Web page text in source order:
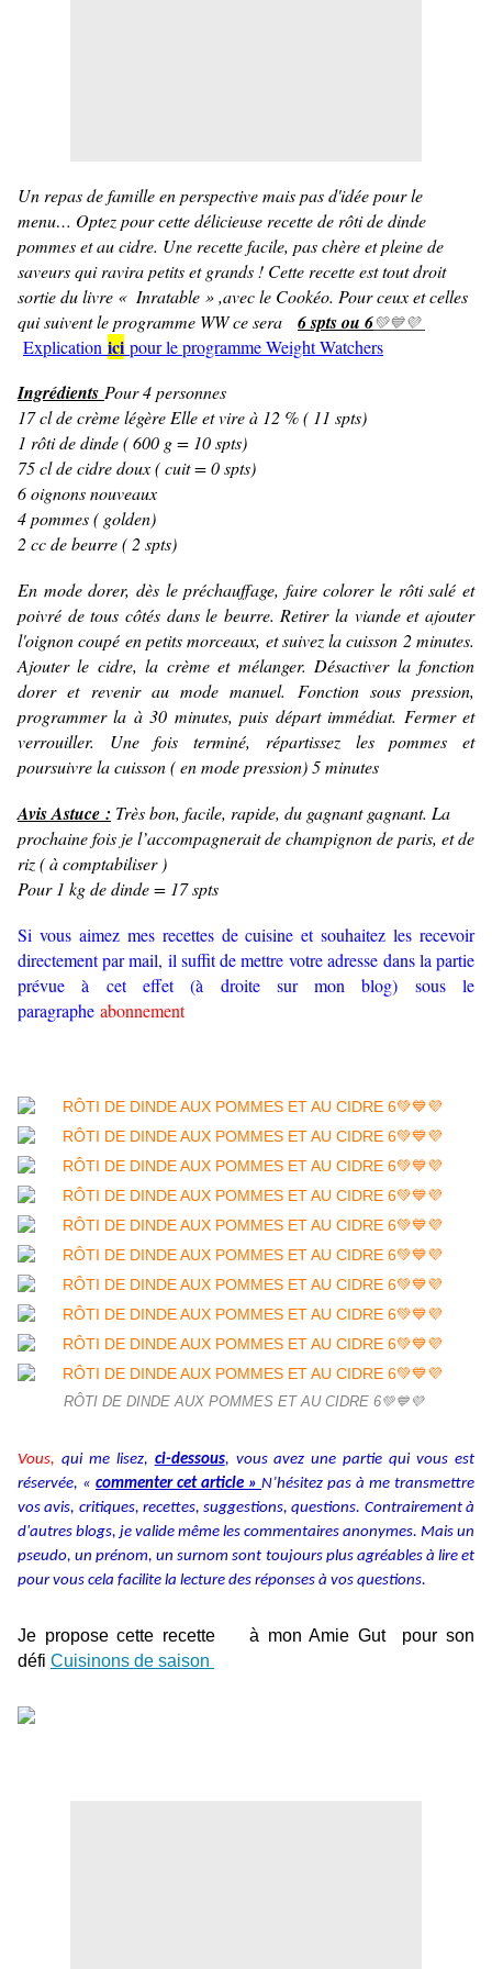
Un repas de famille en perspective mais pas d'idée pour le
menu… Optez pour cette délicieuse recette de rôti de dinde
pommes et au cidre. Une recette facile, pas chère et pleine de
saveurs qui ravira petits et grands ! Cette recette est tout droit
sortie du livre « Inratable » ,avec le Cookéo. Pour ceux et celles
qui suivent le programme WW ce sera 6 spts ou 6💚💙💜
Explication ici pour le programme Weight Watchers
Ingrédients Pour 4 personnes
17 cl de crème légère Elle et vire à 12 % ( 11 spts)
1 rôti de dinde ( 600 g = 10 spts)
75 cl de cidre doux ( cuit = 0 spts)
6 oignons nouveaux
4 pommes ( golden)
2 cc de beurre ( 2 spts)
En mode dorer, dès le préchauffage, faire colorer le rôti salé et
poivré de tous côtés dans le beurre. Retirer la viande et ajouter
l'oignon coupé en petits morceaux, et suivez la cuisson 2 minutes.
Ajouter le cidre, la crème et mélanger. Désactiver la fonction
dorer et revenir au mode manuel. Fonction sous pression,
programmer la à 30 minutes, puis départ immédiat. Fermer et
verrouiller. Une fois terminé, répartissez les pommes et
poursuivre la cuisson ( en mode pression) 5 minutes
Avis Astuce : Très bon, facile, rapide, du gagnant gagnant. La
prochaine fois je l’accompagnerait de champignon de paris, et de
riz ( à comptabiliser )
Pour 1 kg de dinde = 17 spts
Si vous aimez mes recettes de cuisine et souhaitez les recevoir
directement par mail, il suffit de mettre votre adresse dans la partie
prévue à cet effet (à droite sur mon blog) sous le
paragraphe abonnement
RÔTI DE DINDE AUX POMMES ET AU CIDRE 6💚💙💜
Vous, qui me lisez, ci-dessous, vous avez une partie qui vous est
réservée, « commenter cet article » N’hésitez pas à me transmettre
vos avis, critiques, recettes, suggestions, questions. Contrairement à
d'autres blogs, je valide même les commentaires anonymes. Mais un
pseudo, un prénom, un surnom sont toujours plus agréables à lire et
pour vous cela facilite la lecture des réponses à vos questions.
Je propose cette recette à mon Amie Gut pour son
défi Cuisinons de saison